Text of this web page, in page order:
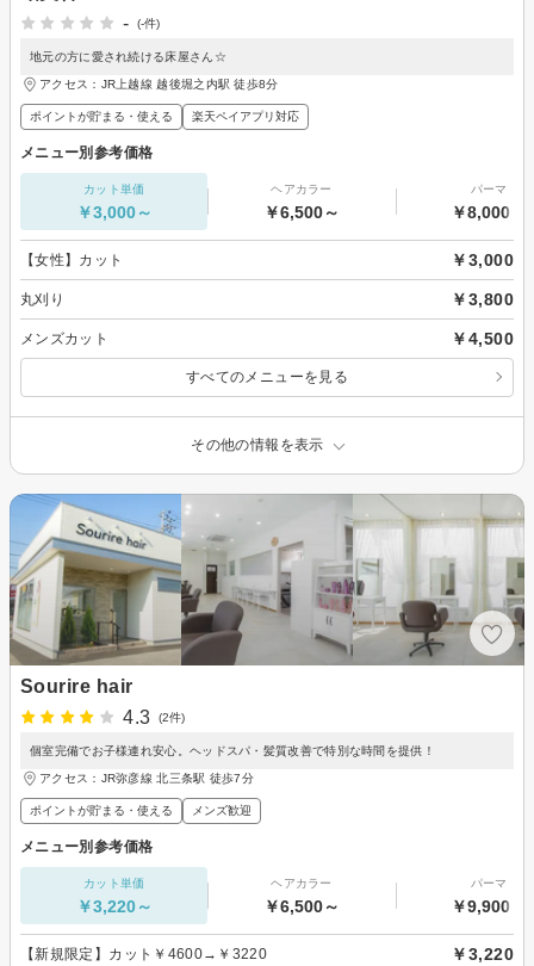
-
(-件)
地元の方に愛され続ける床屋さん☆
アクセス：JR上越線 越後堀之内駅 徒歩8分
ポイントが貯まる・使える 楽天ペイアプリ対応
メニュー別参考価格
カット単価
￥3,000～
ヘアカラー
￥6,500～
パーマ
￥8,000～
【女性】カット ￥3,000
丸刈り ￥3,800
メンズカット ￥4,500
すべてのメニューを見る
その他の情報を表示
Sourire hair
4.3
(2件)
個室完備でお子様連れ安心。ヘッドスパ・髪質改善で特別な時間を提供！
アクセス：JR弥彦線 北三条駅 徒歩7分
ポイントが貯まる・使える メンズ歓迎
メニュー別参考価格
カット単価
￥3,220～
ヘアカラー
￥6,500～
パーマ
￥9,900～
【新規限定】カット￥4600→￥3220 ￥3,220